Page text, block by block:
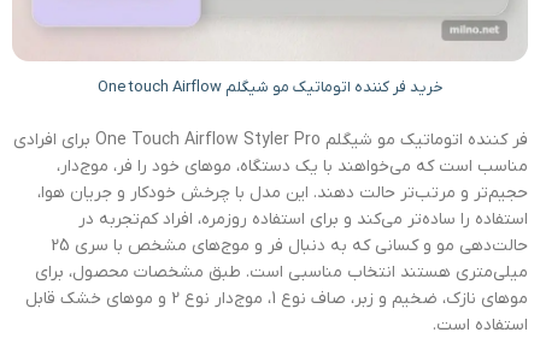
خرید فر کننده اتوماتیک مو شیگلم One touch Airflow
فر کننده اتوماتیک مو شیگلم One Touch Airflow Styler Pro برای افرادی
مناسب است که می‌خواهند با یک دستگاه، موهای خود را فر، موج‌دار،
حجیم‌تر و مرتب‌تر حالت دهند. این مدل با چرخش خودکار و جریان هوا،
استفاده را ساده‌تر می‌کند و برای استفاده روزمره، افراد کم‌تجربه در
حالت‌دهی مو و کسانی که به دنبال فر و موج‌های مشخص با سری 25
میلی‌متری هستند انتخاب مناسبی است. طبق مشخصات محصول، برای
موهای نازک، ضخیم و زبر، صاف نوع 1، موج‌دار نوع 2 و موهای خشک قابل
استفاده است.